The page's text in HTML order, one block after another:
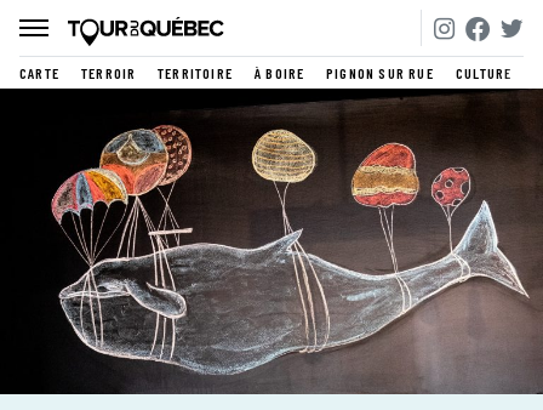
CARTE TERROIR TERRITOIRE À BOIRE PIGNON SUR RUE CULTURE